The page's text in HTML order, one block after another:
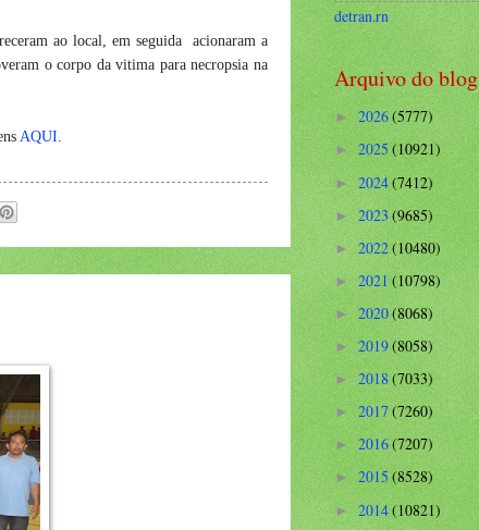
ao local, em seguida acionaram a
o corpo da vitima para necropsia na
AQUI
detran.rn
Arquivo do blog
► 2026(5777)
►2025(10921)
►2024(7412)
►2023(9685)
►2022(10480)
►2021(10798)
►2020(8068)
►2019(8058)
►2018(7033)
► 2017(7260)
► 2016(7207)
►2015(8528)
►2014(10821)